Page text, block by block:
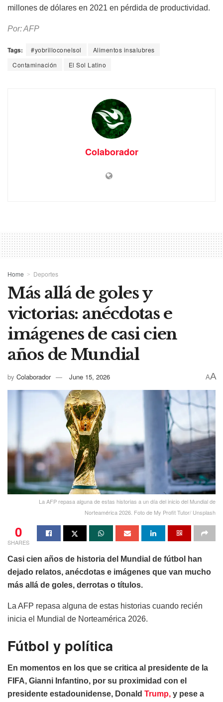
millones de dólares en 2021 en pérdida de productividad.
Por: AFP
Tags: #yobrilloconelsol
Alimentos insalubres
Contaminación
El Sol Latino
Colaborador
Home Deportes
Más allá de goles y
victorias: anécdotas e
imágenes de casi cien
años de Mundial
by Colaborador June 15, 2026 AA
La AFP repasa alguna de estas historias a un día del inicio del Mundial de
Norteamérica 2026. Foto de My Profit Tutor/ Unsplash
0
SHARES
Casi cien años de historia del Mundial de fútbol han
dejado relatos, anécdotas e imágenes que van mucho
más allá de goles, derrotas o títulos.
La AFP repasa alguna de estas historias cuando recién
inicia el Mundial de Norteamérica 2026.
Fútbol y política
En momentos en los que se critica al presidente de la
FIFA, Gianni Infantino, por su proximidad con el
presidente estadounidense, Donald Trump, y pese a